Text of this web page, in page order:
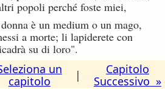
popoli perché foste miei,
è un medium o un mago,
a morte; li lapiderete con
su di loro".
un
capitolo
|
Capitolo
Successivo »